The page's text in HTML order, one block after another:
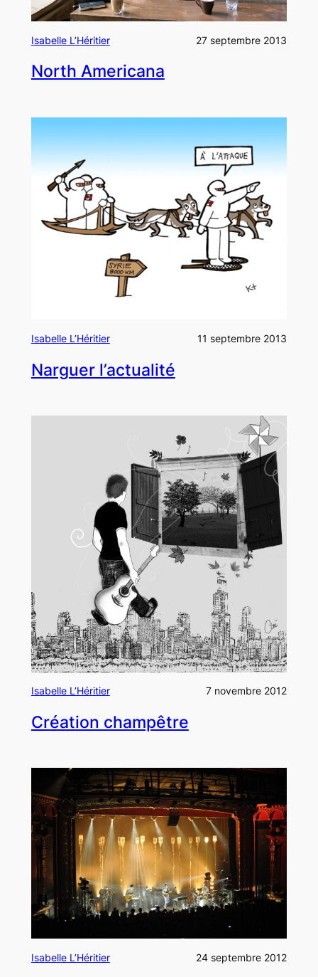
Isabelle L’Héritier 27 septembre 2013
North Americana
Isabelle L’Héritier 11 septembre 2013
Narguer l’actualité
Isabelle L’Héritier 7 novembre 2012
Création champêtre
Isabelle L’Héritier 24 septembre 2012